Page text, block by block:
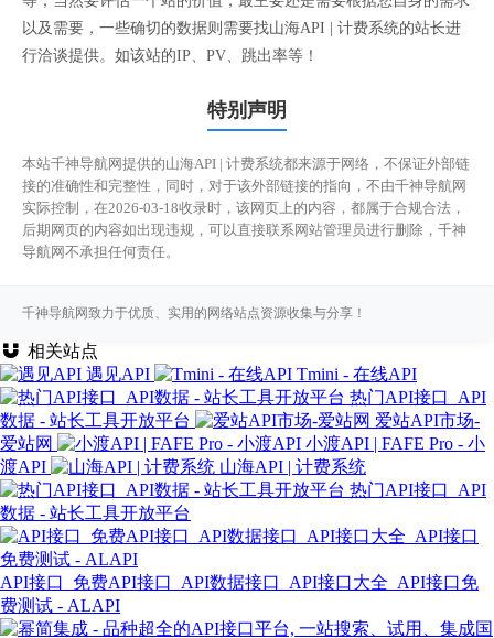
以及需要，一些确切的数据则需要找山海API | 计费系统的站长进
行洽谈提供。如该站的IP、PV、跳出率等！
特别声明
本站千神导航网提供的山海API | 计费系统都来源于网络，不保证外部链
接的准确性和完整性，同时，对于该外部链接的指向，不由千神导航网
实际控制，在2026-03-18收录时，该网页上的内容，都属于合规合法，
后期网页的内容如出现违规，可以直接联系网站管理员进行删除，千神
导航网不承担任何责任。
千神导航网致力于优质、实用的网络站点资源收集与分享！
相关站点
遇见API
Tmini - 在线API
热门API接口_API
数据 - 站长工具开放平台
爱站API市场-
爱站网
小渡API | FAFE Pro - 小
渡API
山海API | 计费系统
热门API接口_API
数据 - 站长工具开放平台
API接口_免费API接口_API数据接口_API接口大全_API接口免
费测试 - ALAPI